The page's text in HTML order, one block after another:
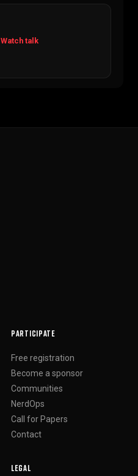
Watch talk
PARTICIPATE
Free registration
Become a sponsor
Communities
NerdOps
Call for Papers
Contact
LEGAL